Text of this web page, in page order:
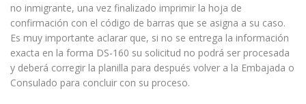
no inmigrante, una vez finalizado imprimir la hoja de
confirmación con el código de barras que se asigna a su caso.
Es muy importante aclarar que, si no se entrega la información
exacta en la forma DS-160 su solicitud no podrá ser procesada
y deberá corregir la planilla para después volver a la Embajada o
Consulado para concluir con su proceso.